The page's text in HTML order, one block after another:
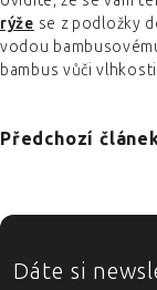
rýže se z podložky
vodou
bambus vůči
Předchozí
ZÁPATÍ
Dáte si